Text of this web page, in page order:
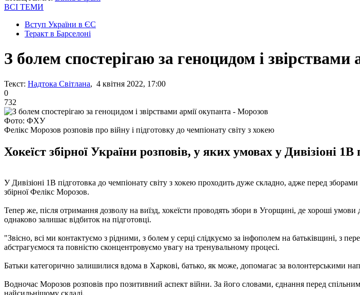
ВСІ ТЕМИ
Вступ України в ЄС
Теракт в Барселоні
З болем спостерігаю за геноцидом і
Текст: Надтока Світлана, 4 квітня 2022, 17:00
0
732
Фото: ФХУ
Фелікс Морозов розповів про війну і підготовку до чемпіонату світу з хокею
Хокеїст збірної України розповів, у яких умовах у Дивізіоні
У Дивізіоні 1B підготовка до чемпіонату світу з хокею проходить дуже складно, адже перед
збірної Фелікс Морозов.
Тепер же, після отримання дозволу на виїзд, хокеїсти проводять збори в Угорщині, де хороші
однаково залишає відбиток на підготовці.
"Звісно, всі ми контактуємо з рідними, з болем у серці слідкуємо за інфополем на батьківщині, з
абстрагуємося та повністю сконцентровуємо увагу на тренувальному процесі.
Батьки категорично залишилися вдома в Харкові, батько, як може, допомагає за волонтерськими
Водночас Морозов розповів про позитивний аспект війни. За його словами, єднання перед спільним
найсильнішому складі.